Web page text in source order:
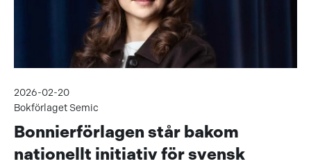
2026-02-20
Bokförlaget Semic
Bonnierförlagen står bakom
nationellt initiativ för svensk